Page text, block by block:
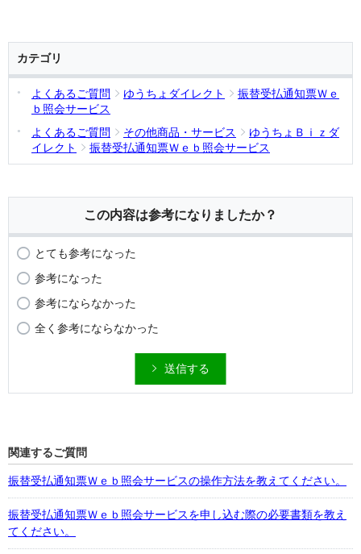
カテゴリ
よくあるご質問 ゆうちょダイレクト
振替受払通知票Ｗｅ
ｂ照会サービス
よくあるご質問
その他商品・サービス
ゆうちょＢｉｚダ
イレクト
振替受払通知票Ｗｅｂ照会サービス
この内容は参考になりましたか？
とても参考になった
参考になった
参考にならなかった
全く参考にならなかった
送信する
関連するご質問
振替受払通知票Ｗｅｂ照会サービスの操作方法を教えてください。
振替受払通知票Ｗｅｂ照会サービスを申し込む際の必要書類を教え
てください。